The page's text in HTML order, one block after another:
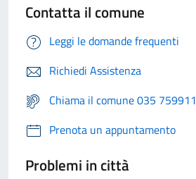
Contatta il comune
Leggi le domande frequenti
Richiedi Assistenza
Chiama il comune 035 759911
Prenota un appuntamento
Problemi in città